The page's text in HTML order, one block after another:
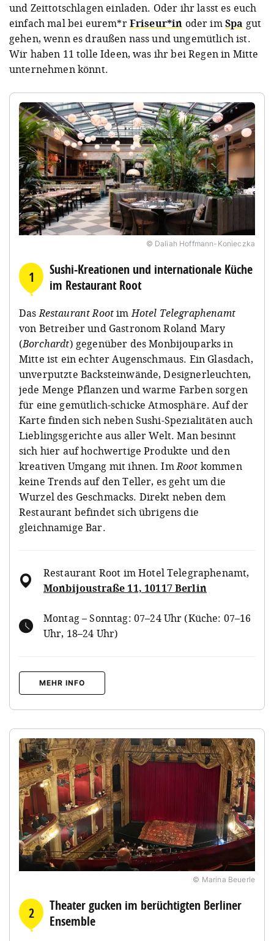
und Zeittotschlagen einladen. Oder ihr lasst es euch
einfach mal bei eurem*rFriseur*in oder imSpa gut
gehen, wenn es draußen nass und ungemütlich ist.
Wir haben 11 tolle Ideen, was ihr bei Regen in Mitte
unternehmen könnt.
© Daliah Hoffmann-Konieczka
1
Sushi-Kreationen und internationale Küche
im Restaurant Root
DasRestaurant RootimHotel Telegraphenamt
von Betreiber und Gastronom Roland Mary
(Borchardt) gegenüber des Monbijouparks in
Mitte ist ein echter Augenschmaus. Ein Glasdach,
unverputzte Backsteinwände, Designerleuchten,
jede Menge Pflanzen und warme Farben sorgen
für eine gemütlich-schicke Atmosphäre. Auf der
Karte finden sich neben Sushi-Spezialitäten auch
Lieblingsgerichte aus aller Welt. Man besinnt
sich hier auf hochwertige Produkte und den
kreativen Umgang mit ihnen. ImRoot kommen
keine Trends auf den Teller, es geht um die
Wurzel des Geschmacks. Direkt neben dem
Restaurant befindet sich übrigens die
gleichnamige Bar.
Restaurant Root im Hotel Telegraphenamt,
Monbijoustraße 11, 10117 Berlin
Montag – Sonntag: 07–24 Uhr (Küche: 07–16
Uhr, 18–24 Uhr)
MEHR INFO
© Marina Beuerle
2
Theater gucken im berüchtigten Berliner
Ensemble